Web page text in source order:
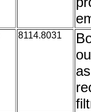
8114.8031